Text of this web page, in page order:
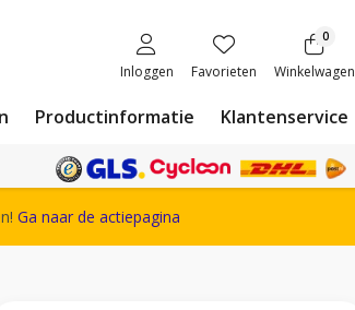
Inloggen Favorieten
0
Winkelwagen
Productinformatie Klantenservice
Snickers Workwear assortiment
Ga naar de actiepagina